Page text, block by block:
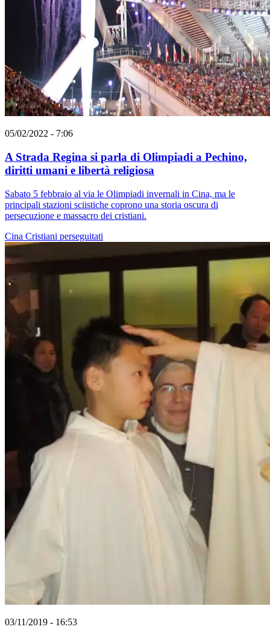
05/02/2022 - 7:06
A Strada Regina si parla di Olimpiadi a Pechino,
diritti umani e libertà religiosa
Sabato 5 febbraio al via le Olimpiadi invernali in Cina, ma le
principali stazioni sciistiche coprono una storia oscura di
persecuzione e massacro dei cristiani.
Cina Cristiani perseguitati
03/11/2019 - 16:53